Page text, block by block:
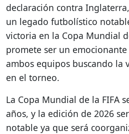
declaración contra
un legado futbolístico
victoria en la Copa Mundial
promete ser un
ambos equipos buscando la
en el torneo.
La Copa Mundial de la FIFA
años, y la edición de 2026
notable ya que será